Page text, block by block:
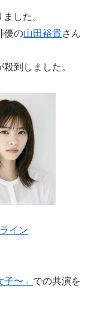
した。
優の山田裕貴さん
到しました。
イン
〜」 での共演を